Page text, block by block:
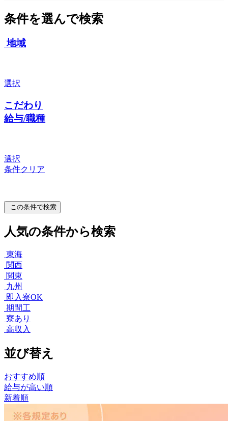
条件を選んで検索
地域
選択
こだわり
給与/職種
選択
条件クリア
この条件で検索
人気の条件から検索
東海
関西
関東
九州
即入寮OK
期間工
寮あり
高収入
並び替え
おすすめ順
給与が高い順
新着順